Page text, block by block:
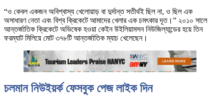
“ও কেবল একজন অবিশ্বাস্য খেলোয়াড় বা দুর্দান্ত সতীর্থই ছিল না, ও ছিল এক
অসাধারণ নেতা এবং বিশ্ব ক্রিকেটে আমাদের খেলার এক চমৎকার দূত।” ২০১০ সালে
আন্তর্জাতিক ক্রিকেটে অভিষেক হওয়া কেইন উইলিয়ামসন নিউজিল্যান্ডের হয়ে তিন
ফরম্যাট মিলিয়ে মোট ৩৭৮টি আন্তর্জাতিক ম্যাচ খেলেছেন।
চলমান নিউইয়র্ক ফেসবুক পেজ লাইক দিন